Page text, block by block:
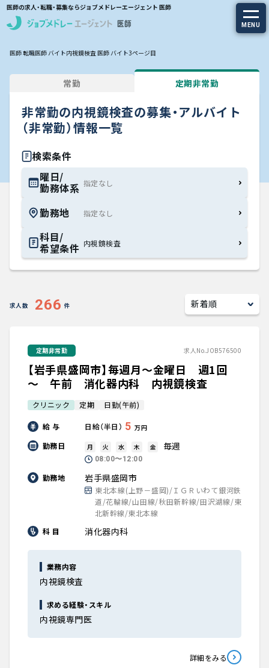
医師の求人・転職・募集ならジョブメドレーエージェント 医師
MENU
求人を探す
常勤の求人
定期非常勤の求人
特集から探す
エージェントサービス
エージェントサービスTOP
サービスの流れ
知りたい・聞きたい
転職成功事例
医師の転職マニュアル
データで見る医師の平均年収
医師に役立つ取材記事
医師 転職医師 バイト内視鏡検査 医師 バイト3ページ目
常勤 定期非常勤
非常勤の内視鏡検査の募集・アルバイト
（非常勤）情報一覧
検索条件
曜日/
勤務体系
勤務地
科目/
希望条件 内視鏡検査
求人数 266 件
定期非常勤 求人No.JOB576500
【岩手県盛岡市】毎週月～金曜日 週1回
～ 午前 消化器内科 内視鏡検査
クリニック 定期 日勤(午前)
給 与 日給（半日） 5 万円
勤務日 月 火 水 木 金 毎週
08:00〜12:00
勤務地 岩手県盛岡市
東北本線(上野－盛岡)/ＩＧＲいわて銀河鉄
道/花輪線/山田線/秋田新幹線/田沢湖線/東
北新幹線/東北本線
科 目
消化器内科
業務内容
内視鏡検査
求める経験・スキル
内視鏡専門医
詳細をみる